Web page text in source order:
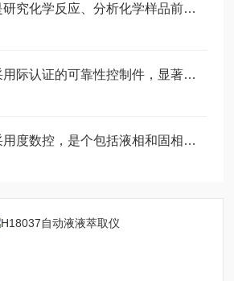
微波声波萃取仪是研究化学反应、分析化学样品前处理等方法和机制好选择
微波消解萃取仪采用际认证的可靠性控制件，显著提了调节
数控固相萃取仪采用度数控，是个包括液相和固相的物理萃取过程